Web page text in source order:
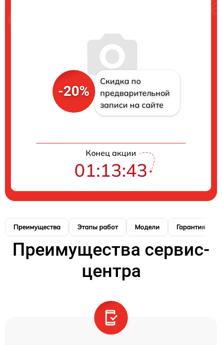
-20%
Скидка по
предварительной
записи на сайте
Конец акции
01:13:42
Преимущества Этапы работ Модели Гарантия
Преимущества сервис-
центра